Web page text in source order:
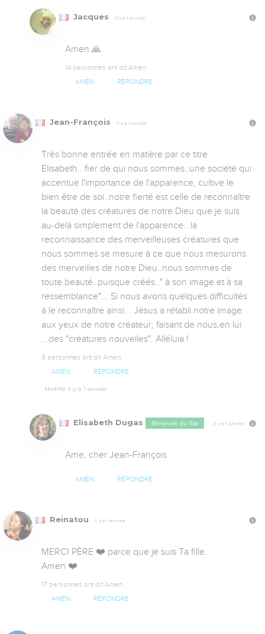
Jacques Il y a 1 année
Amen 🙏
14 personnes ont dit Amen
AMEN RÉPONDRE
Jean-François Il y a 1 année
Très bonne entrée en matière par ce titre
Elisabeth...fier de qui nous sommes..une société qui
accentue l'importance de l'apparence, cultive le
bien être de soi..notre fierté est celle de reconnaître
la beauté des créatures de notre Dieu que je suis
au-delà simplement de l'apparence...la
reconnaissance des merveilleuses créatures que
nous sommes se mesure à ce que nous mesurons
des merveilles de notre Dieu..nous sommes de
toute beauté..puisque créés.." à son image et à sa
ressemblance"... Si nous avons quelques difficultés
à le reconnaître ainsi... Jésus a rétabli notre image
aux yeux de notre créateur, faisant de nous,en lui
...des "créatures nouvelles". Alléluia !
9 personnes ont dit Amen
AMEN RÉPONDRE
Modifié il y a 1 année
Elisabeth Dugas Bénévole du Top Il y a 1 année
Ame, cher Jean-François
AMEN RÉPONDRE
Reinatou Il y a 1 année
MERCI PÈRE ❤️ parce que je suis Ta fille.
Amen ❤️
17 personnes ont dit Amen
AMEN RÉPONDRE